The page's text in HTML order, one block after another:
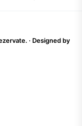
· Designed by